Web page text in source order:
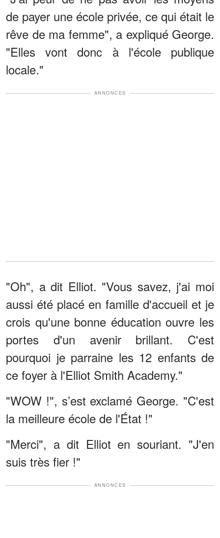
de payer une école privée, ce qui était le
rêve de ma femme", a expliqué George.
"Elles vont donc à l'école publique
locale."
ANNONCES
"Oh", a dit Elliot. "Vous savez, j'ai moi
aussi été placé en famille d'accueil et je
crois qu'une bonne éducation ouvre les
portes d'un avenir brillant. C'est
pourquoi je parraine les 12 enfants de
ce foyer à l'Elliot Smith Academy."
"WOW !", s’est exclamé George. "C'est
la meilleure école de l'État !"
"Merci", a dit Elliot en souriant. "J'en
suis très fier !"
ANNONCES